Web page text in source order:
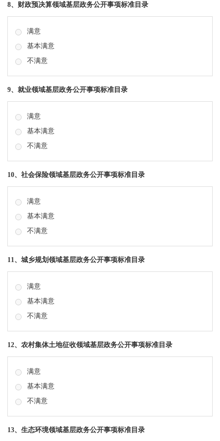
8、财政预决算领域基层政务公开事项标准目录
满意
基本满意
不满意
9、就业领域基层政务公开事项标准目录
满意
基本满意
不满意
10、社会保险领域基层政务公开事项标准目录
满意
基本满意
不满意
11、城乡规划领域基层政务公开事项标准目录
满意
基本满意
不满意
12、农村集体土地征收领域基层政务公开事项标准目录
满意
基本满意
不满意
13、生态环境领域基层政务公开事项标准目录